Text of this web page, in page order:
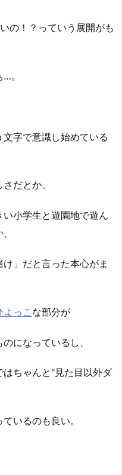
の！？っていう展開がも
。
字で意識し始めている
だとか、
小学生と遊園地で遊ん
」だと言った本心がま
よっこ な部分が
になっているし、
ちゃんと"見た目以外ダ
いるのも良い。